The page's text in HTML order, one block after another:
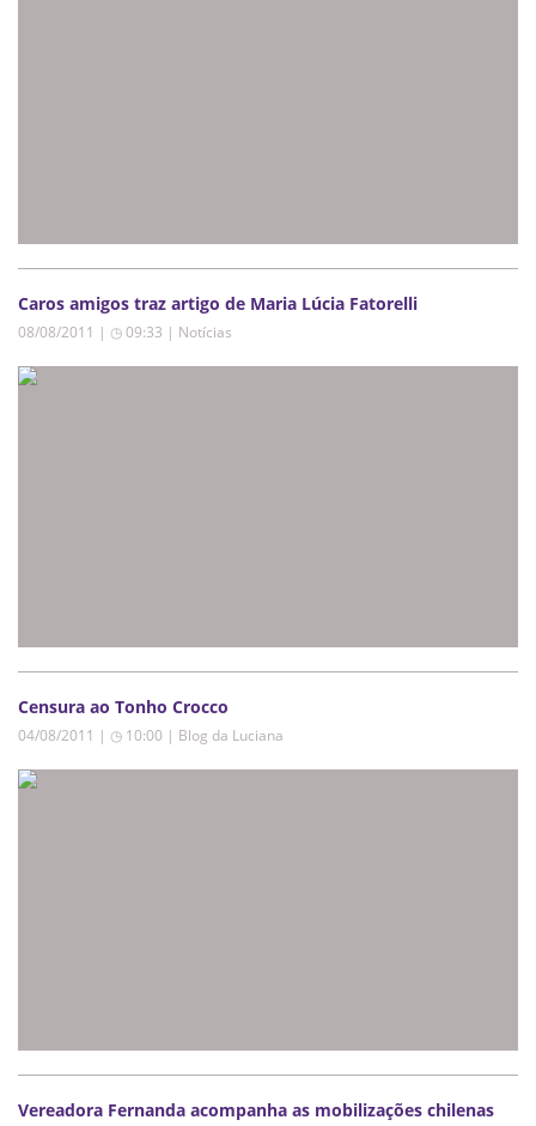
08/08/2011 | ◷ 09:33 | Notícias
Censura ao Tonho Crocco
04/08/2011 | ◷ 10:00 | Blog da Luciana
Vereadora Fernanda acompanha as mobilizações chilenas